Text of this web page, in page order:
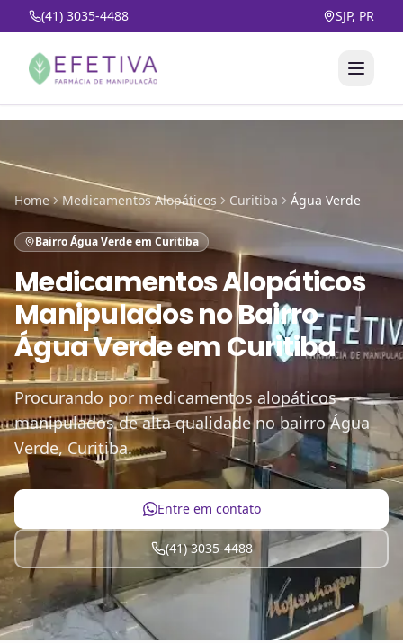
(41) 3035-4488 SJP, PR
Home Medicamentos Alopáticos Curitiba Água Verde
Bairro Água Verde em Curitiba
Medicamentos Alopáticos
ManipuladosnoBairro
Água Verde em Curitiba
Procurando por medicamentos alopáticos
manipulados de alta qualidade no bairro Água
Verde, Curitiba.
Entre em contato
(41) 3035-4488